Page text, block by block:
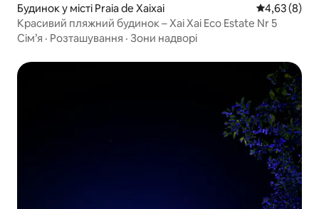
Будинок у місті Praia de Xaixai Середня
4,63 (8)
Красивий пляжний будинок – Xai Xai Eco Estate Nr 5
Сім’я · Розташування · Зони надворі